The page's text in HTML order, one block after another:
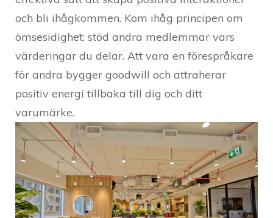
och bli ihågkommen. Kom ihåg principen om
ömsesidighet: stöd andra medlemmar vars
värderingar du delar. Att vara en förespråkare
för andra bygger goodwill och attraherar
positiv energi tillbaka till dig och ditt
varumärke.